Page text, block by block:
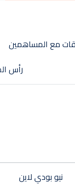
مع المساهمين
رأس
نيو بودي لاين